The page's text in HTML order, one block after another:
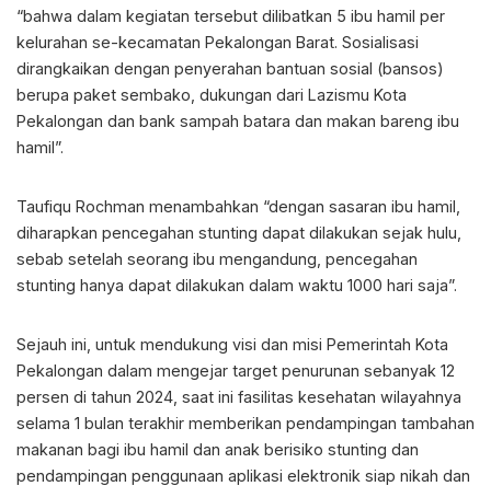
“bahwa dalam kegiatan tersebut dilibatkan 5 ibu hamil per
kelurahan se-kecamatan Pekalongan Barat. Sosialisasi
dirangkaikan dengan penyerahan bantuan sosial (bansos)
berupa paket sembako, dukungan dari Lazismu Kota
Pekalongan dan bank sampah batara dan makan bareng ibu
hamil”.
Taufiqu Rochman menambahkan “dengan sasaran ibu hamil,
diharapkan pencegahan stunting dapat dilakukan sejak hulu,
sebab setelah seorang ibu mengandung, pencegahan
stunting hanya dapat dilakukan dalam waktu 1000 hari saja”.
Sejauh ini, untuk mendukung visi dan misi Pemerintah Kota
Pekalongan dalam mengejar target penurunan sebanyak 12
persen di tahun 2024, saat ini fasilitas kesehatan wilayahnya
selama 1 bulan terakhir memberikan pendampingan tambahan
makanan bagi ibu hamil dan anak berisiko stunting dan
pendampingan penggunaan aplikasi elektronik siap nikah dan